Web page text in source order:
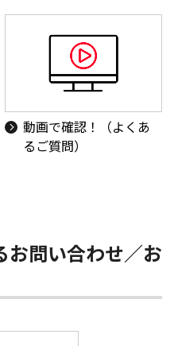
動画で確認！（よくあ
るご質問）
お問い合わせ／お